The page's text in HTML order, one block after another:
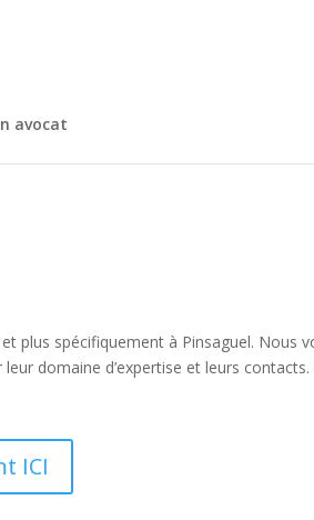
avocat
plus spécifiquement à Pinsaguel. Nous
domaine d’expertise et leurs
ICI